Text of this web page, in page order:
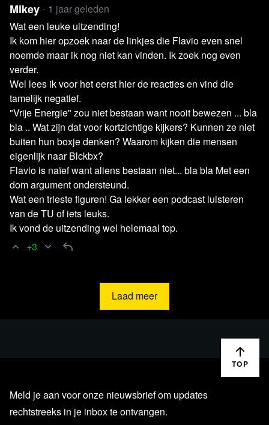
EU Debates -
war with US?
Remco Coerman -Op deze manier doorgaan gaat niet
werken, er is echte ACTIE nodig!
Daily Mail -Drones New Jersey Alien Tech UFO Expert
X -Trump over BRICS
EU Neighbours East | 16-12-2024 -Russia’s war of
aggression against Ukraine: EU adopts 15th package of
restrictive measures
VideoMoment of Contact
VideoThe Phenomenon
VideoMichael Herrera - US Marine Encounters UFO
Black Ops Human Trafficking Operation
VideoTop Aerospace Scientists Suspect UFOs are
Biblical Time Machines | Diana Walsh Pasulka
Lees 44 reacties
Mikey
1 jaar geleden
Wat een leuke uitzending!
Ik kom hier opzoek naar de linkjes die Flavio even snel
noemde maar ik nog niet kan vinden. Ik zoek nog even
verder.
Wel lees ik voor het eerst hier de reacties en vind die
tamelijk negatief.
"Vrije Energie" zou niet bestaan want nooit bewezen ... bla
bla .. Wat zijn dat voor kortzichtige kijkers? Kunnen ze niet
buiten hun boxje denken? Waarom kijken die mensen
eigenlijk naar Blckbx?
Flavio is naïef want aliens bestaan niet... bla bla Met een
dom argument ondersteund.
Wat een trieste figuren! Ga lekker een podcast luisteren
van de TU of iets leuks.
Ik vond de uitzending wel helemaal top.
+3
Laad meer
TOP
Meld je aan voor onze nieuwsbrief om updates
rechtstreeks in je inbox te ontvangen.